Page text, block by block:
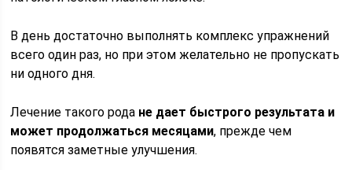
В день достаточно выполнять комплекс упражнений
всего один раз, но при этом желательно не пропускать
ни одного дня.
Лечение такого рода не дает быстрого результата и
может продолжаться месяцами, прежде чем
появятся заметные улучшения.